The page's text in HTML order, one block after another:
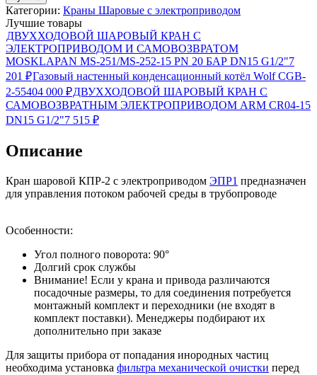
Категории: Краны Шаровые с электроприводом
Лучшие товары
ДВУХХОДОВОЙ ШАРОВЫЙ КРАН С
ЭЛЕКТРОПРИВОДОМ И САМОВОЗВРАТОМ
MOSKLAPAN MS-251/MS-252-15 PN 20 БАР DN15 G1/2"7
201 ₽Газовый настенный конденсационный котёл Wolf CGB-
2-55404 000 ₽ДВУХХОДОВОЙ ШАРОВЫЙ КРАН С
САМОВОЗВРАТНЫМ ЭЛЕКТРОПРИВОДОМ ARM CR04-15
DN15 G1/2"7 515 ₽
Описание
Кран шаровой КПР-2 с электроприводом ЭПР1 предназначен
для управления потоком рабочей среды в трубопроводе
Особенности:
Угол полного поворота: 90°
Долгий срок службы
Внимание! Если у крана и привода различаются
посадочные размеры, то для соединения потребуется
монтажный комплект и переходники (не входят в
комплект поставки). Менеджеры подбирают их
дополнительно при заказе
Для защиты прибора от попадания инородных частиц
необходима установка фильтра механической очистки перед